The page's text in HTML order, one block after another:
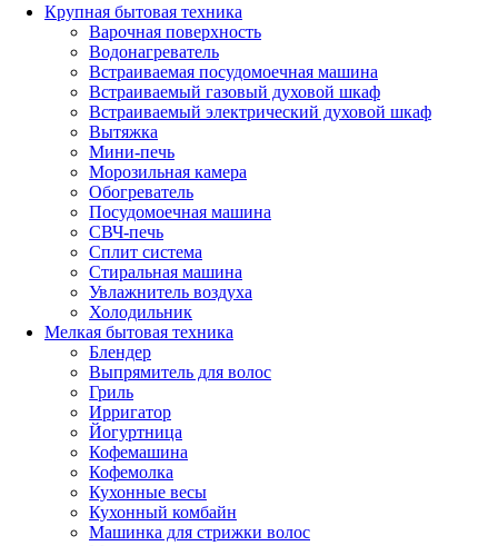
Крупная бытовая техника
Варочная поверхность
Водонагреватель
Встраиваемая посудомоечная машина
Встраиваемый газовый духовой шкаф
Встраиваемый электрический духовой шкаф
Вытяжка
Мини-печь
Морозильная камера
Обогреватель
Посудомоечная машина
СВЧ-печь
Сплит система
Стиральная машина
Увлажнитель воздуха
Холодильник
Мелкая бытовая техника
Блендер
Выпрямитель для волос
Гриль
Ирригатор
Йогуртница
Кофемашина
Кофемолка
Кухонные весы
Кухонный комбайн
Машинка для стрижки волос